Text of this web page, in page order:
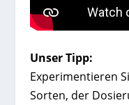
Unser Tipp:
Experimentieren
Sorten, der